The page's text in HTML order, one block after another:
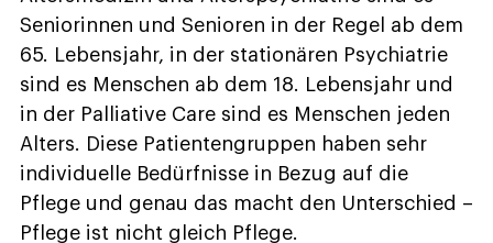
Seniorinnen und Senioren in der Regel ab dem
65. Lebensjahr, in der stationären Psychiatrie
sind es Menschen ab dem 18. Lebensjahr und
in der Palliative Care sind es Menschen jeden
Alters. Diese Patientengruppen haben sehr
individuelle Bedürfnisse in Bezug auf die
Pflege und genau das macht den Unterschied –
Pflege ist nicht gleich Pflege.